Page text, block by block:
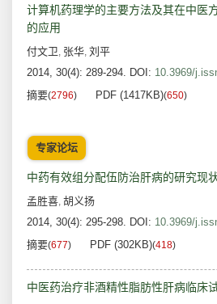
计算机药理学的主要方法及其在中医
的应用
付文卫, 张华, 刘平
2014, 30(4): 289-294. DOI: 10.3969/
摘要(2796) PDF (1417KB)(650)
专家论坛
中药有效组分配伍防治肝病的研究现
孟胜喜, 胡义扬
2014, 30(4): 295-298. DOI: 10.3969/
摘要(677) PDF (302KB)(418)
中医药治疗非酒精性脂肪性肝病临床